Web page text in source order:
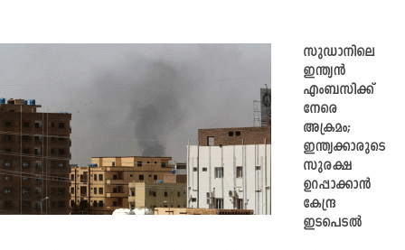
സുഡാനിലെ
ഇന്ത്യൻ
എംബസിക്ക്
നേരെ
അക്രമം;
ഇന്ത്യക്കാരുടെ
സുരക്ഷ
ഉറപ്പാക്കാൻ
കേന്ദ്ര
ഇടപെടൽ